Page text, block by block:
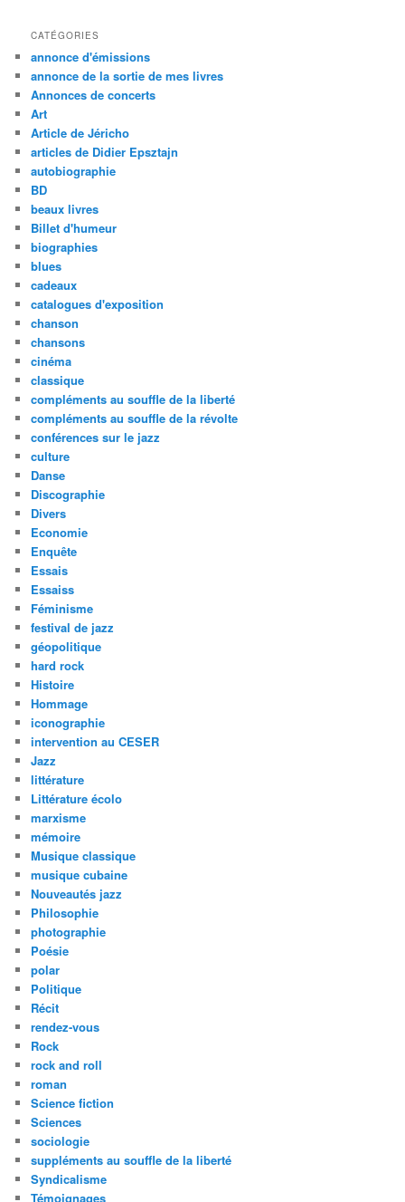
CATÉGORIES
annonce d'émissions
annonce de la sortie de mes livres
Annonces de concerts
Art
Article de Jéricho
articles de Didier Epsztajn
autobiographie
BD
beaux livres
Billet d'humeur
biographies
blues
cadeaux
catalogues d'exposition
chanson
chansons
cinéma
classique
compléments au souffle de la liberté
compléments au souffle de la révolte
conférences sur le jazz
culture
Danse
Discographie
Divers
Economie
Enquête
Essais
Essaiss
Féminisme
festival de jazz
géopolitique
hard rock
Histoire
Hommage
iconographie
intervention au CESER
Jazz
littérature
Littérature écolo
marxisme
mémoire
Musique classique
musique cubaine
Nouveautés jazz
Philosophie
photographie
Poésie
polar
Politique
Récit
rendez-vous
Rock
rock and roll
roman
Science fiction
Sciences
sociologie
suppléments au souffle de la liberté
Syndicalisme
Témoignages